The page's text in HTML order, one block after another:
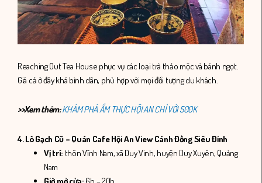
Reaching Out Tea House phục vụ các loại trà thảo mộc và bánh ngọt.
Giá cả ở đây khá bình dân, phù hợp với mọi đối tượng du khách.
>>Xem thêm:KHÁM PHÁ ẨM THỰC HỘI AN CHỈ VỚI 500K
4. Lò Gạch Cũ – Quán Cafe Hội An View Cánh Đồng Siêu Đỉnh
Vị trí: thôn Vĩnh Nam, xã Duy Vinh, huyện Duy Xuyên, Quảng
Nam
Giờ mở cửa: 6h – 20h